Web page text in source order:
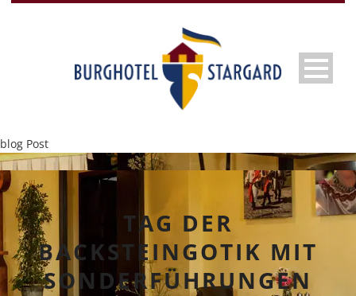
blog Post
TAG DER
BACKSTEINGOTIK MIT
SONDERFÜHRUNGEN